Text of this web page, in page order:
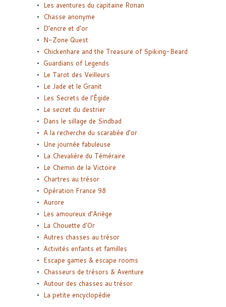
Les aventures du capitaine Ronan
Chasse anonyme
D’encre et d’or
N-Zone Quest
Chickenhare and the Treasure of Spiking-Beard
Guardians of Legends
Le Tarot des Veilleurs
Le Jade et le Granit
Les Secrets de l’Égide
Le secret du destrier
Dans le sillage de Sindbad
A la recherche du scarabée d’or
Une journée fabuleuse
La Chevalière du Téméraire
Le Chemin de la Victoire
Chartres au trésor
Opération France 98
Aurore
Les amoureux d’Ariège
La Chouette d’Or
Autres chasses au trésor
Activités enfants et familles
Escape games & escape rooms
Chasseurs de trésors & Aventure
Autour des chasses au trésor
La petite encyclopédie